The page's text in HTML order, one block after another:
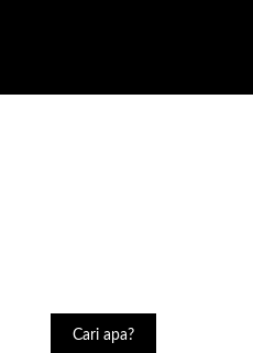
Cari apa?